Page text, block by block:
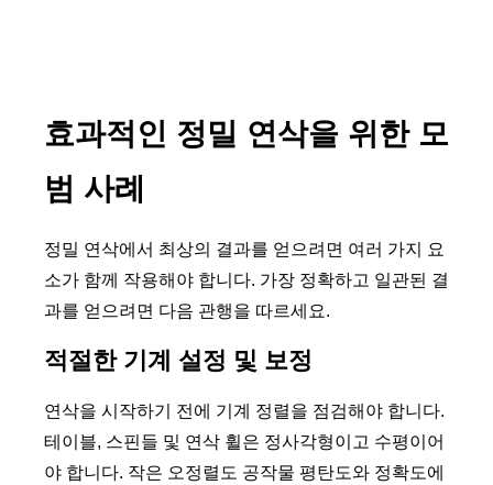
효과적인 정밀 연삭을 위한 모
범 사례
정밀 연삭에서 최상의 결과를 얻으려면 여러 가지 요
소가 함께 작용해야 합니다. 가장 정확하고 일관된 결
과를 얻으려면 다음 관행을 따르세요.
적절한 기계 설정 및 보정
연삭을 시작하기 전에 기계 정렬을 점검해야 합니다.
테이블, 스핀들 및 연삭 휠은 정사각형이고 수평이어
야 합니다. 작은 오정렬도 공작물 평탄도와 정확도에